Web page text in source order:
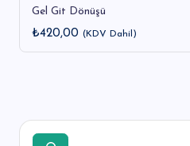
Gel Git Dönüşü
₺420,00 (KDV Dahil)
Ara